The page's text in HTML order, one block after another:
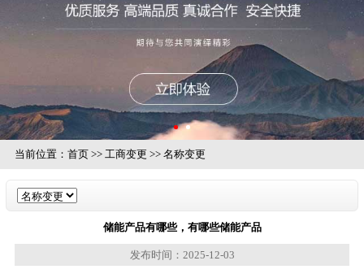
当前位置： 首页>> 工商变更 >> 名称变更
储能产品有哪些，有哪些储能产品
发布时间：2025-12-03